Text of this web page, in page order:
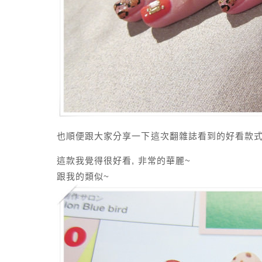
也順便跟大家分享一下這次翻雜誌看到的好看款
這款我覺得很好看, 非常的華麗~
跟我的類似~